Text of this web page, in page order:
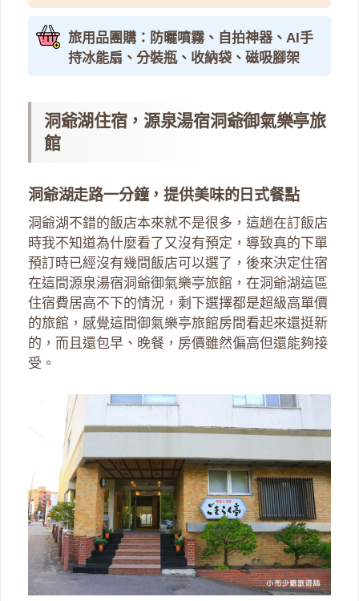
旅用品團購：防曬噴霧、自拍神器、AI手
持冰能扇、分裝瓶、收納袋、磁吸腳架
洞爺湖住宿，源泉湯宿洞爺御氣樂亭旅
館
洞爺湖走路一分鐘，提供美味的日式餐點
洞爺湖不錯的飯店本來就不是很多，這趟在訂飯店
時我不知道為什麼看了又沒有預定，導致真的下單
預訂時已經沒有幾間飯店可以選了，後來決定住宿
在這間源泉湯宿洞爺御氣樂亭旅館，在洞爺湖這區
住宿費居高不下的情況，剩下選擇都是超級高單價
的旅館，感覺這間御氣樂亭旅館房間看起來還挺新
的，而且還包早、晚餐，房價雖然偏高但還能夠接
受。